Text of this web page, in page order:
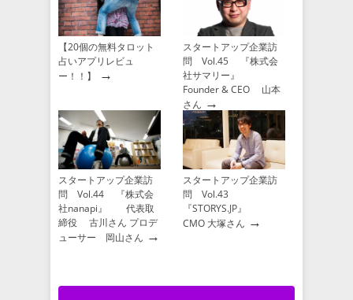
【20個の無料タロット
占いアプリレビュ
ー！！】
→
スタートアップ企業訪
問 Vol.45 『株式会
社サマリー』
Founder & CEO 山本
さん →
スタートアップ企業訪
問 Vol.44 『株式会
社nanapi』 代表取
締役 古川さん プロデ
ューサー 岡山さん →
スタートアップ企業訪
問 Vol.43
『STORYS.JP』
CMO 大塚さん →